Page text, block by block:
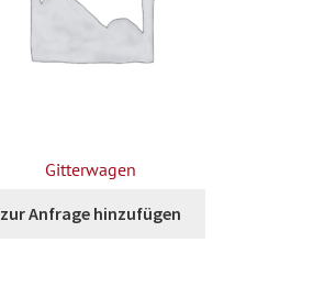
Gitterwagen
zur Anfrage hinzufügen